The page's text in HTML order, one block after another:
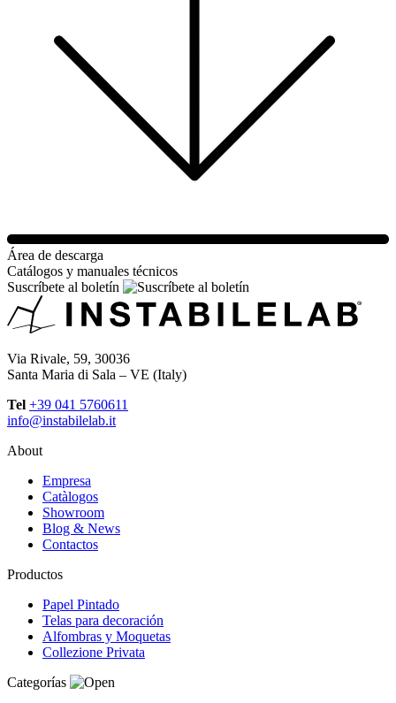
Área de descarga
Catálogos y manuales técnicos
Suscríbete al boletín
Via Rivale, 59, 30036
Santa Maria di Sala – VE (Italy)
Tel +39 041 5760611
info@instabilelab.it
About
Empresa
Catàlogos
Showroom
Blog & News
Contactos
Productos
Papel Pintado
Telas para decoración
Alfombras y Moquetas
Collezione Privata
Categorías